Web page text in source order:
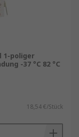
1-poliger
-37 °C 82 °C
18,54 €/Stück